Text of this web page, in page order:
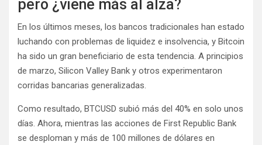
pero ¿viene más al alza?
En los últimos meses, los bancos tradicionales han estado
luchando con problemas de liquidez e insolvencia, y Bitcoin
ha sido un gran beneficiario de esta tendencia. A principios
de marzo, Silicon Valley Bank y otros experimentaron
corridas bancarias generalizadas.
Como resultado, BTCUSD subió más del 40% en solo unos
días. Ahora, mientras las acciones de First Republic Bank
se desploman y más de 100 millones de dólares en